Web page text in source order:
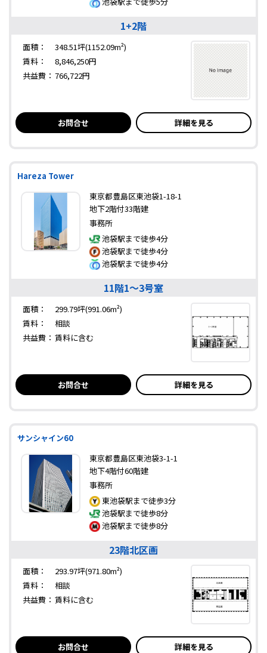
1+2階
面積：
348.51坪(1152.09m²)
賃料：
8,846,250円
共益費： 766,722円
お問合せ 詳細を見る
Hareza Tower
東京都豊島区東池袋1-18-1
地下2階付33階建
事務所
池袋駅まで徒歩4分
池袋駅まで徒歩4分
池袋駅まで徒歩4分
11階1～3号室
面積：
299.79坪(991.06m²)
賃料：
相談
共益費： 賃料に含む
お問合せ 詳細を見る
サンシャイン60
東京都豊島区東池袋3-1-1
地下4階付60階建
事務所
東池袋駅まで徒歩3分
池袋駅まで徒歩8分
池袋駅まで徒歩8分
23階北区画
面積：
293.97坪(971.80m²)
賃料：
相談
共益費： 賃料に含む
お問合せ 詳細を見る